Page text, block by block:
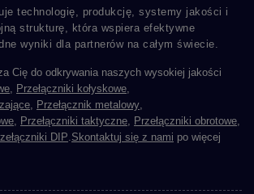
technologię, produkcję, systemy jakości i
strukturę, która wspiera efektywne
wyniki dla partnerów na całym świecie.
Cię do odkrywania naszych wysokiej jakości
Przełączniki kołyskowe
Przełącznik metalowy
Przełączniki taktyczne Przełączniki obrotowe
DIP Skontaktuj się z nami po więcej